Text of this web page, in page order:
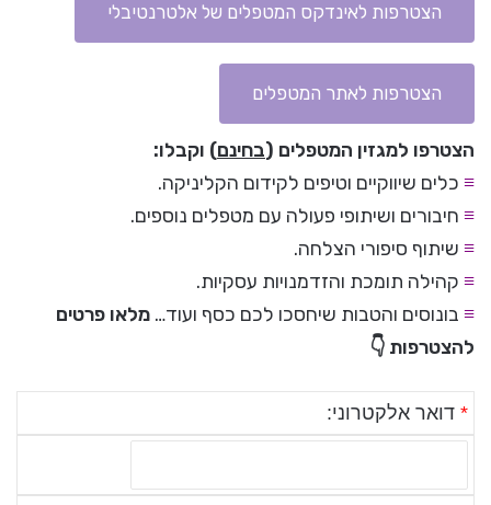
הצטרפות לאינדקס המטפלים של אלטרנטיבלי
הצטרפות לאתר המטפלים
הצטרפו למגזין המטפלים (בחינם) וקבלו:
≡ כלים שיווקיים וטיפים לקידום הקליניקה.
≡ חיבורים ושיתופי פעולה עם מטפלים נוספים.
≡ שיתוף סיפורי הצלחה.
≡ קהילה תומכת והזדמנויות עסקיות.
≡ בונוסים והטבות שיחסכו לכם כסף ועוד… מלאו פרטים
להצטרפות 👇
*דואר אלקטרוני: